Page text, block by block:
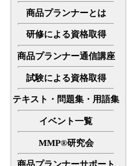
商品プランナーとは
研修による資格取得
商品プランナー通信講座
試験による資格取得
テキスト・問題集・用語集
イベント一覧
MMP®研究会